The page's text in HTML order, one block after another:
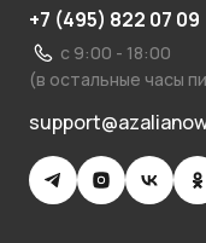
+7 (495) 822 07 09
с 9:00 - 18:00
(в остальные часы